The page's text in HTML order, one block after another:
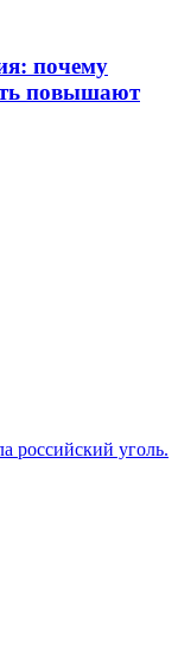
почему
повышают
российский уголь.